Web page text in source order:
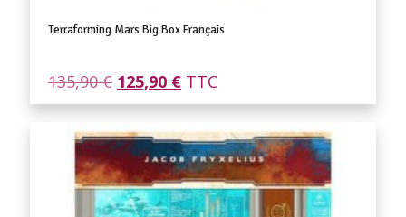
Terraforming Mars Big Box Français
135,90€ Le
initial
était :
135,90 €.
125,90 €Le
actuel
est :
125,90 €.
TTC